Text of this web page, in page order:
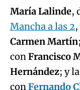
María Lalinde,
Mancha a las 2
Carmen Martín
conFrancisco
Hernández; y
conFernando